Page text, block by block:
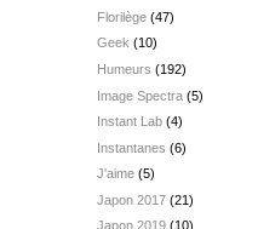
Florilège (47)
Geek (10)
Humeurs (192)
Image Spectra (5)
Instant Lab (4)
Instantanes (6)
J'aime (5)
Japon 2017 (21)
Japon 2019 (10)